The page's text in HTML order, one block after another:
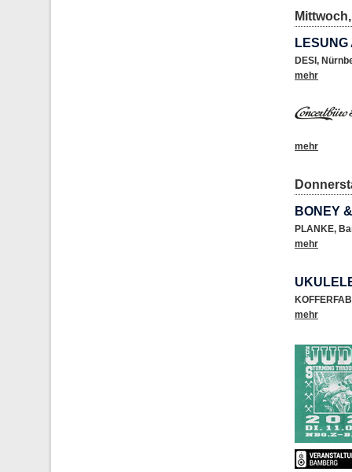
DESI ,
mehr
mehr
BONEY
PLANKE,
mehr
mehr